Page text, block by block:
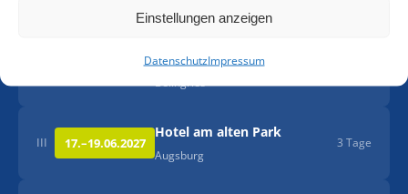
Einstellungen anzeigen
DatenschutzImpressum
Beilngries
15.–16.04.2027
Schloss Hirschberg
Beilngries
III 17.–19.06.2027
Hotel am alten Park
Augsburg
3 Tage